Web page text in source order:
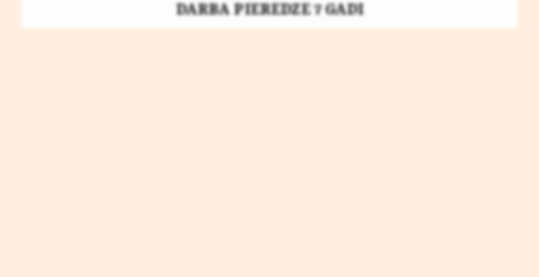
DARBA PIEREDZE 7 GADI